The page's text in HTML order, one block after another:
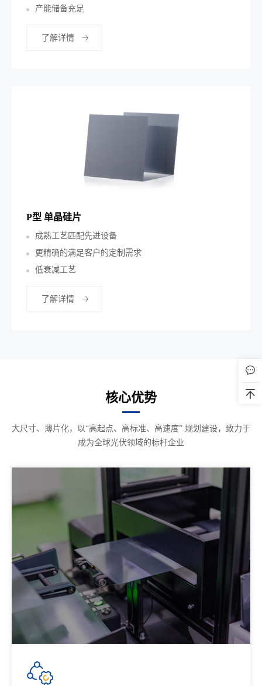
产能储备充足
了解详情
P型 单晶硅片
成熟工艺匹配先进设备
更精确的满足客户的定制需求
低衰减工艺
了解详情
核心优势
大尺寸、薄片化，以“高起点、高标准、高速度” 规划建设，致力于
成为全球光伏领域的标杆企业